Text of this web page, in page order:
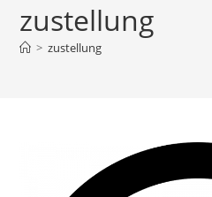
zustellung
> zustellung